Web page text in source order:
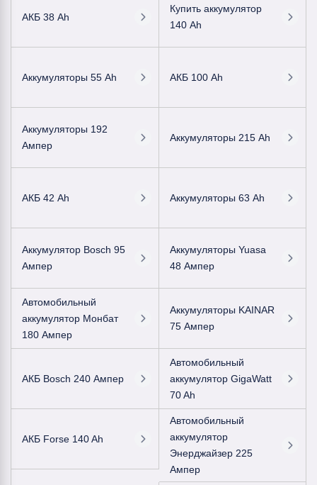
АКБ 38 Ah
Купить аккумулятор
140 Ah
Аккумуляторы 55 Ah АКБ 100 Ah
Аккумуляторы 192
Ампер
Аккумуляторы 215 Ah
АКБ 42 Ah Аккумуляторы 63 Ah
Аккумулятор Bosch 95
Ампер
Аккумуляторы Yuasa
48 Ампер
Автомобильный
аккумулятор Монбат
180 Ампер
Аккумуляторы KAINAR
75 Ампер
АКБ Bosch 240 Ампер
Автомобильный
аккумулятор GigaWatt
70 Ah
АКБ Forse 140 Ah
Автомобильный
аккумулятор
Энерджайзер 225
Ампер